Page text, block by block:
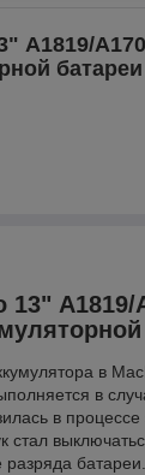
А1819/
батареи
13" А1819/
в
в
в
стал
разряда батареи.